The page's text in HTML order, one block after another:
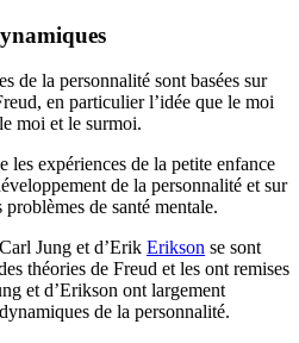
de la personnalité sont basées sur
en particulier l’idée que le moi
moi et le surmoi.
les expériences de la petite enfance
de la personnalité et sur
de santé mentale.
Jung et d’Erik Erikson se sont
théories de Freud et les ont remises
et d’Erikson ont largement
de la personnalité.